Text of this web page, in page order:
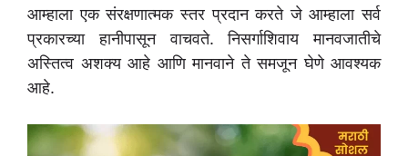
आम्हाला एक संरक्षणात्मक स्तर प्रदान करते जे आम्हाला सर्व
प्रकारच्या हानीपासून वाचवते. निसर्गाशिवाय मानवजातीचे
अस्तित्व अशक्य आहे आणि मानवाने ते समजून घेणे आवश्यक
आहे.